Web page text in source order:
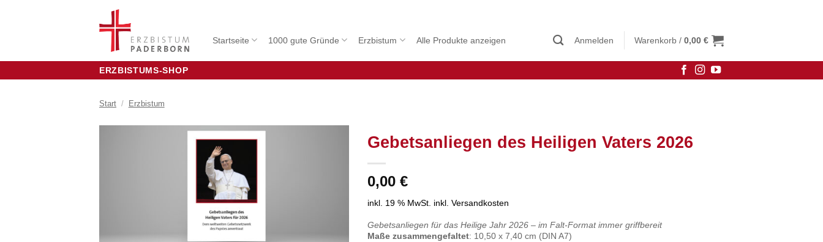
Startseite 1000 gute Gründe Erzbistum Alle Produkte anzeigen Anmelden Warenkorb / 0,00 €
ERZBISTUMS-SHOP
Start / Erzbistum
Gebetsanliegen des Heiligen Vaters 2026
0,00 €
inkl. 19 % MwSt. inkl. Versandkosten
Gebetsanliegen für das Heilige Jahr 2026 – im Falt-Format immer griffbereit
Maße zusammengefaltet: 10,50 x 7,40 cm (DIN A7)